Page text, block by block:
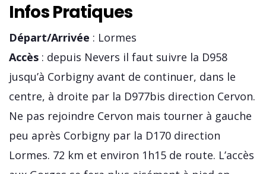
Infos Pratiques
Départ/Arrivée : Lormes
Accès : depuis Nevers il faut suivre la D958
jusqu’à Corbigny avant de continuer, dans le
centre, à droite par la D977bis direction Cervon.
Ne pas rejoindre Cervon mais tourner à gauche
peu après Corbigny par la D170 direction
Lormes. 72 km et environ 1h15 de route. L’accès